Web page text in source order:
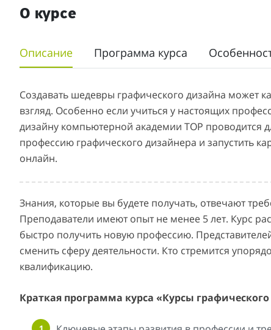
О курсе
Описание Программа курса
Создавать шедевры графического дизайна может
взгляд. Особенно если учиться у настоящих
дизайну компьютерной академии TOP проводится
профессию графического дизайнера и запустить
онлайн.
Знания, которые вы будете получать, отвечают
Преподаватели имеют опыт не менее 5 лет. Курс
быстро получить новую профессию.
сменить сферу деятельности. Кто стремится
квалификацию.
Краткая программа курса «Курсы